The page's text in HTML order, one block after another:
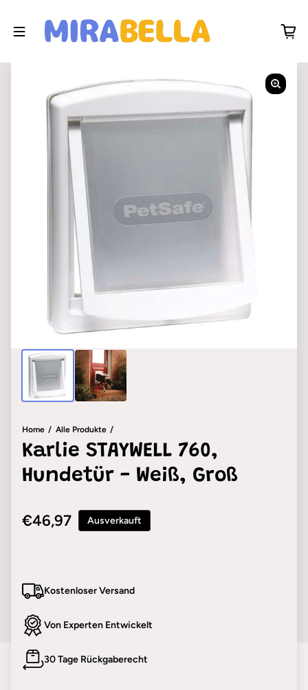
Home Alle Produkte
Karlie STAYWELL 760,
Hundetür - Weiß, Groß
Regulärer Preis
€46,97 Ausverkauft
Kostenloser Versand
Von Experten Entwickelt
30 Tage Rückgaberecht